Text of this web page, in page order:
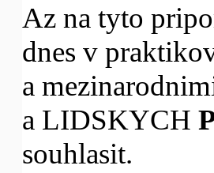
Az na tyto
dnes v
a
a LIDSKYCH
souhlasit.